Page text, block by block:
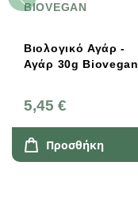
BIOVEGAN
Βιολογικό Αγάρ -
Αγάρ 30g Biovegan
5,45 €
Προσθήκη